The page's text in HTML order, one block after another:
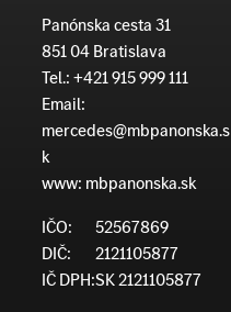
Panónska cesta 31
851 04 Bratislava
Tel.:+421 915 999 111
Email:
mercedes@mbpanonska.s
k
www: mbpanonska.sk
IČO:
52567869
DIČ:
2121105877
IČ DPH:SK 2121105877